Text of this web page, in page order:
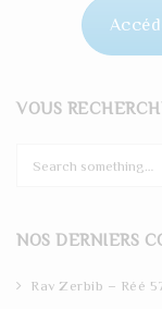
VOUS
c
NOS DERNIERS
Rav Zerbib – Réé